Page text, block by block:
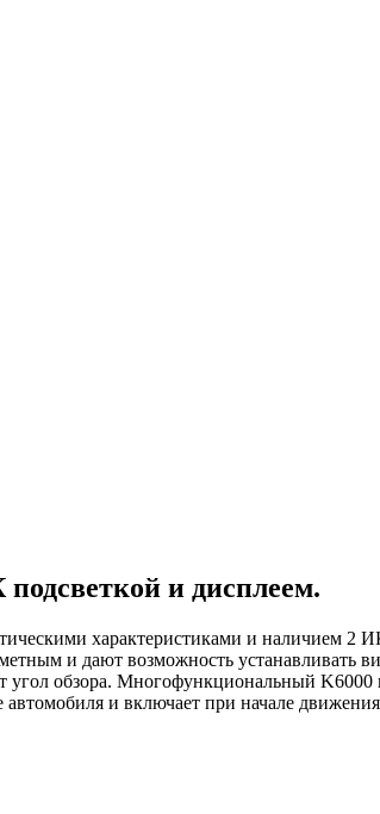
и дисплеем.
характеристиками и наличием 2
и дают возможность устанавливать
обзора. Многофункциональный
и включает при начале